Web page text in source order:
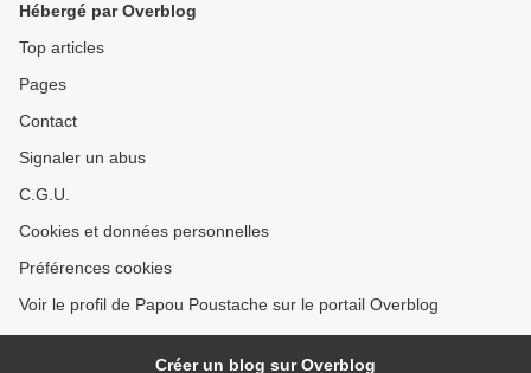
Hébergé par Overblog
Top articles
Pages
Contact
Signaler un abus
C.G.U.
Cookies et données personnelles
Préférences cookies
Voir le profil de Papou Poustache sur le portail Overblog
Créer un blog sur Overblog